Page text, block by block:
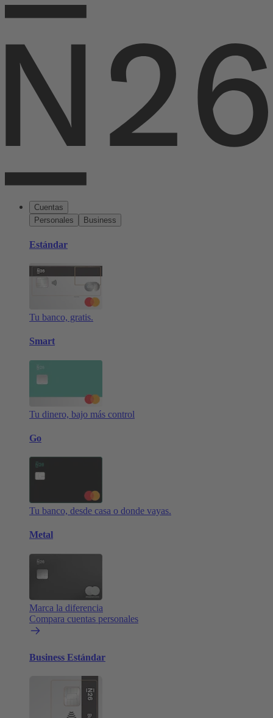
Cuentas
Personales
Business
Estándar
Tu banco, gratis.
Smart
Tu dinero, bajo más control
Go
Tu banco, desde casa o donde vayas.
Metal
Marca la diferencia
Compara cuentas personales
Business Estándar